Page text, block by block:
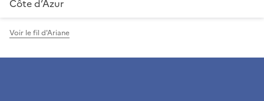
Côte d’Azur
Voir le fil d'Ariane